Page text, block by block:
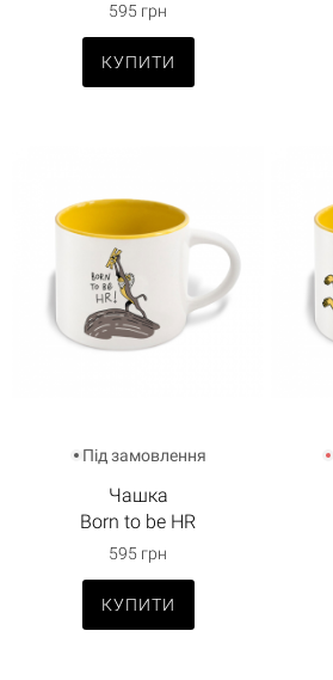
595 грн
КУПИТИ
Під замовлення
Чашка
Born to be HR
595 грн
КУПИТИ